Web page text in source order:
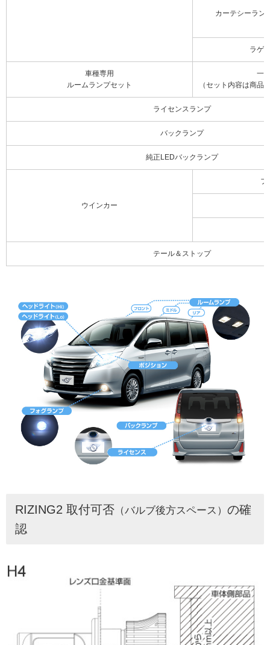
カーテシーラン
ラゲ
車種専用
ルームランプセット
一
（セット内容は商品
ライセンスランプ
バックランプ
純正LEDバックランプ
ウインカー
フ
テール＆ストップ
RIZING2 取付可否 （バルブ後方スペース） の確
認